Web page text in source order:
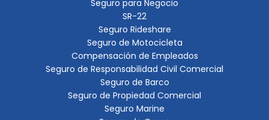
Seguro para Negocio
SR-22
Seguro Rideshare
Seguro de Motocicleta
Compensación de Empleados
Seguro de Responsabilidad Civil Comercial
Seguro de Barco
Seguro de Propiedad Comercial
Seguro Marine